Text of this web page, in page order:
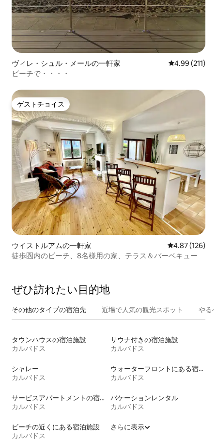
ヴィレ・シュル・メールの一軒家 レビュー211
4.99 (211)
ビーチで・・・・
ゲストチョイス
ゲストチョイス
ウイストルアムの一軒家 レビュー126
4.87 (126)
徒歩圏内のビーチ、8名様用の家、テラス＆バーベキュー
ぜひ訪⁠れ⁠た⁠い目⁠的⁠地
その他のタ⁠イ⁠プ⁠の宿⁠泊⁠先 近場で人気の観光スポット やる
タウンハウスの宿泊施設
カルバドス
サウナ付きの宿泊施設
カルバドス
シャレー
カルバドス
ウォーターフロントにある宿泊施設
カルバドス
サービスアパートメントの宿泊施設
カルバドス
バケーションレンタル
カルバドス
ビーチの近くにある宿泊施設
カルバドス
さらに表示